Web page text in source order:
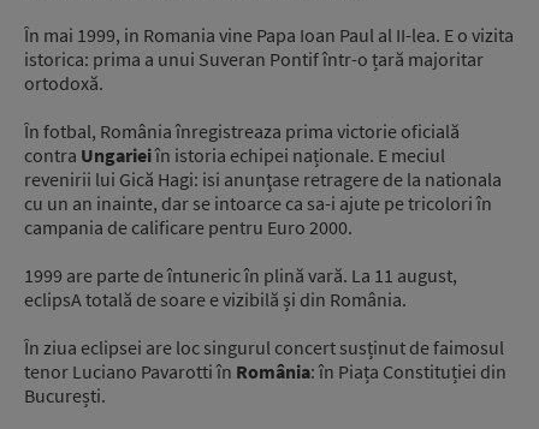
În mai 1999, in Romania vine Papa Ioan Paul al II-lea. E o vizita
istorica: prima a unui Suveran Pontif într-o țară majoritar
ortodoxă.
În fotbal, România înregistreaza prima victorie oficială
contra Ungarieiîn istoria echipei naționale. E meciul
revenirii lui Gică Hagi: isi anunţase retragere de la nationala
cu un an inainte, dar se intoarce ca sa-i ajute pe tricolori în
campania de calificare pentru Euro 2000.
1999 are parte de întuneric în plină vară. La 11 august,
eclipsA totală de soare e vizibilă și din România.
În ziua eclipsei are loc singurul concert susținut de faimosul
tenor Luciano Pavarotti în România: în Piața Constituției din
București.